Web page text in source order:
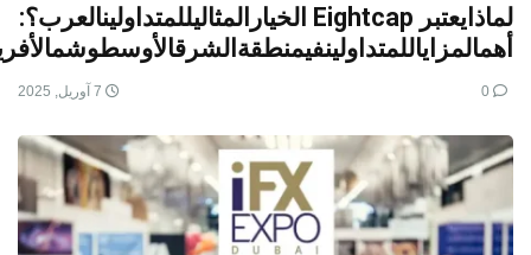
لماذايعتبر Eightcap الخيارالمثاليللمتداولينالعرب؟: